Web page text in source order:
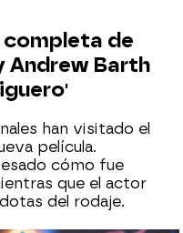
de
Andrew Barth
han visitado el
película.
cómo fue
que el actor
del rodaje.